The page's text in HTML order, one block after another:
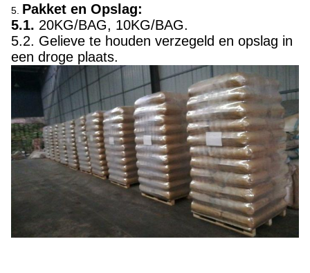
5. Pakket en Opslag:
5.1. 20KG/BAG, 10KG/BAG.
5.2. Gelieve te houden verzegeld en opslag in
een droge plaats.